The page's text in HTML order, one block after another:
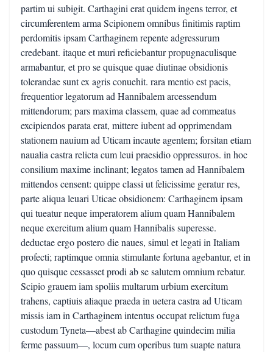
partim ui subigit. Carthagini erat quidem ingens terror, et
circumferentem arma Scipionem omnibus finitimis raptim
perdomitis ipsam Carthaginem repente adgressurum
credebant. itaque et muri reficiebantur propugnaculisque
armabantur, et pro se quisque quae diutinae obsidionis
tolerandae sunt ex agris conuehit. rara mentio est pacis,
frequentior legatorum ad Hannibalem arcessendum
mittendorum; pars maxima classem, quae ad commeatus
excipiendos parata erat, mittere iubent ad opprimendam
stationem nauium ad Uticam incaute agentem; forsitan etiam
naualia castra relicta cum leui praesidio oppressuros. in hoc
consilium maxime inclinant; legatos tamen ad Hannibalem
mittendos censent: quippe classi ut felicissime geratur res,
parte aliqua leuari Uticae obsidionem: Carthaginem ipsam
qui tueatur neque imperatorem alium quam Hannibalem
neque exercitum alium quam Hannibalis superesse.
deductae ergo postero die naues, simul et legati in Italiam
profecti; raptimque omnia stimulante fortuna agebantur, et in
quo quisque cessasset prodi ab se salutem omnium rebatur.
Scipio grauem iam spoliis multarum urbium exercitum
trahens, captiuis aliaque praeda in uetera castra ad Uticam
missis iam in Carthaginem intentus occupat relictum fuga
custodum Tyneta—abest ab Carthagine quindecim milia
ferme passuum—, locum cum operibus tum suapte natura